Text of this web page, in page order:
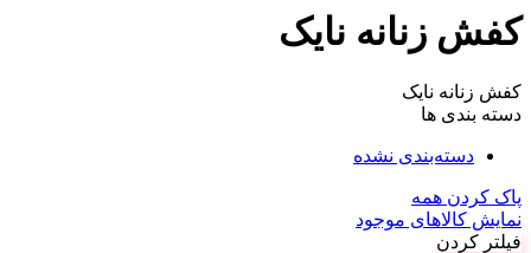
کفش زنانه نایک
کفش زنانه نایک
دسته بندی ها
دسته‌بندی نشده
پاک کردن همه
نمایش کالاهای موجود
فیلتر کردن